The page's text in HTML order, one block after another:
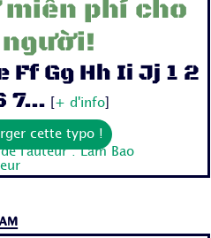
phí cho
Ff Gg Hh Ii Jj 1 2
7...
+ d'info
cette typo !
l'auteur : Lam Bao